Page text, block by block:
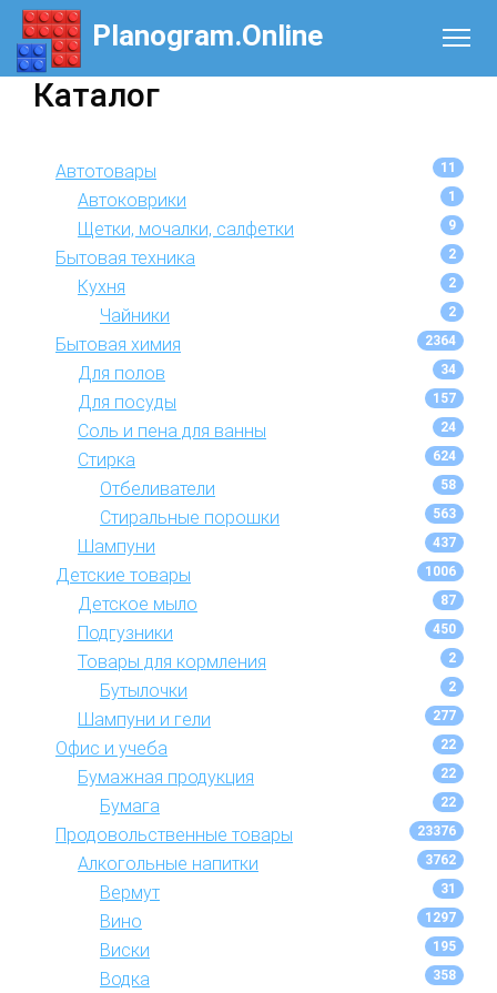
Planogram.Online
Каталог
Автотовары 11
Автоковрики 1
Щетки, мочалки, салфетки 9
Бытовая техника 2
Кухня 2
Чайники 2
Бытовая химия 2364
Для полов 34
Для посуды 157
Соль и пена для ванны 24
Стирка 624
Отбеливатели 58
Стиральные порошки 563
Шампуни 437
Детские товары 1006
Детское мыло 87
Подгузники 450
Товары для кормления 2
Бутылочки 2
Шампуни и гели 277
Офис и учеба 22
Бумажная продукция 22
Бумага 22
Продовольственные товары 23376
Алкогольные напитки 3762
Вермут 31
Вино 1297
Виски 195
Водка 358